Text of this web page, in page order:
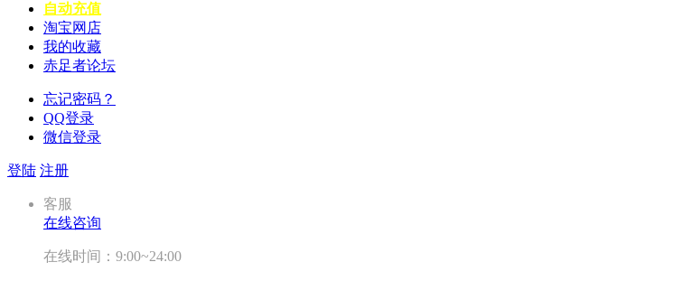
自动充值
淘宝网店
我的收藏
赤足者论坛
忘记密码？
QQ登录
微信登录
登陆 注册
客服
在线咨询
在线时间：9:00~24:00